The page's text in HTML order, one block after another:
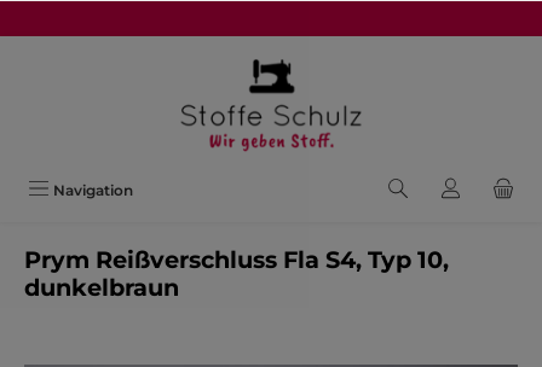
Navigation
Prym Reißverschluss Fla S4, Typ 10,
dunkelbraun